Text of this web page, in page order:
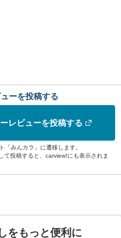
ーを投稿する
レビューを投稿する
「みんカラ」に遷移します。
て投稿すると、carview!にも表示されま
をもっと便利に